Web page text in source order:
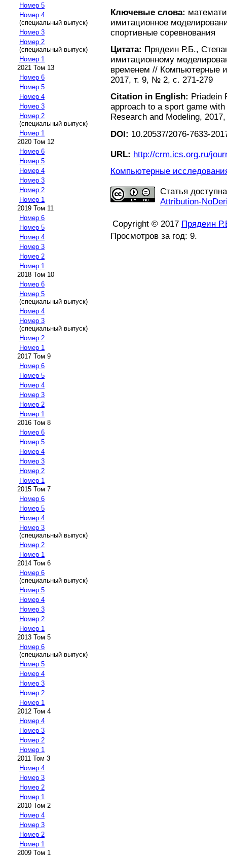
Номер 5
Номер 4
(специальный выпуск)
Номер 3
Номер 2
(специальный выпуск)
Номер 1
2021 Том 13
Номер 6
Номер 5
Номер 4
Номер 3
Номер 2
(специальный выпуск)
Номер 1
2020 Том 12
Номер 6
Номер 5
Номер 4
Номер 3
Номер 2
Номер 1
2019 Том 11
Номер 6
Номер 5
Номер 4
Номер 3
Номер 2
Номер 1
2018 Том 10
Номер 6
Номер 5
(специальный выпуск)
Номер 4
Номер 3
(специальный выпуск)
Номер 2
Номер 1
2017 Том 9
Номер 6
Номер 5
Номер 4
Номер 3
Номер 2
Номер 1
2016 Том 8
Номер 6
Номер 5
Номер 4
Номер 3
Номер 2
Номер 1
2015 Том 7
Номер 6
Номер 5
Номер 4
Номер 3
(специальный выпуск)
Номер 2
Номер 1
2014 Том 6
Номер 6
(специальный выпуск)
Номер 5
Номер 4
Номер 3
Номер 2
Номер 1
2013 Том 5
Номер 6
(специальный выпуск)
Номер 5
Номер 4
Номер 3
Номер 2
Номер 1
2012 Том 4
Номер 4
Номер 3
Номер 2
Номер 1
2011 Том 3
Номер 4
Номер 3
Номер 2
Номер 1
2010 Том 2
Номер 4
Номер 3
Номер 2
Номер 1
2009 Том 1
Ключевые слова:
имитационное
спортивные соревнования
Цитата: Прядеин Р.Б.,
имитационному
временем // Компьютерные
2017, т. 9, № 2, с. 271-279
Citation in English: Priadein
approach to a sport game
Research and Modeling,
DOI: 10.20537/2076-7633-
URL: http://crm.ics.org.ru/
Компьютерные
Статья
Attribution-
Copyright © 2017 Прядеин
Просмотров за год: 9.